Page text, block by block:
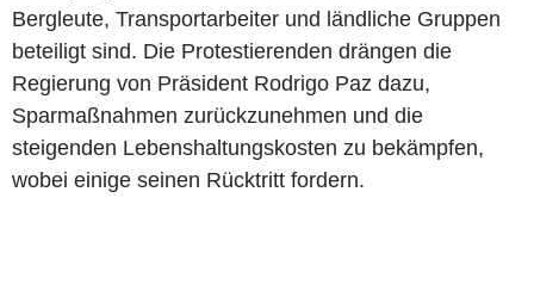
Bergleute, Transportarbeiter und ländliche Gruppen
beteiligt sind. Die Protestierenden drängen die
Regierung von Präsident Rodrigo Paz dazu,
Sparmaßnahmen zurückzunehmen und die
steigenden Lebenshaltungskosten zu bekämpfen,
wobei einige seinen Rücktritt fordern.